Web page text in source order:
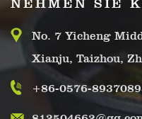
No. 7 Yicheng
Xianju, Taizhou,
+86-0576-